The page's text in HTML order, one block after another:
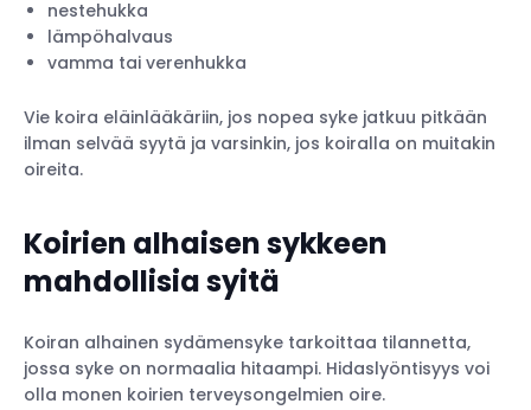
nestehukka
lämpöhalvaus
vamma tai verenhukka
Vie koira eläinlääkäriin, jos nopea syke jatkuu pitkään
ilman selvää syytä ja varsinkin, jos koiralla on muitakin
oireita.
Koirien alhaisen sykkeen
mahdollisia syitä
Koiran alhainen sydämensyke tarkoittaa tilannetta,
jossa syke on normaalia hitaampi. Hidaslyöntisyys voi
olla monen koirien terveysongelmien oire.